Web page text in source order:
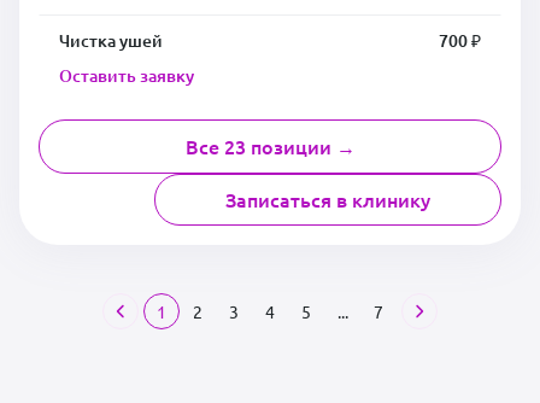
Чистка ушей
700 ₽
Оставить заявку
Все 23 позиции →
Записаться в клинику
1 2 3 4 5 ... 7